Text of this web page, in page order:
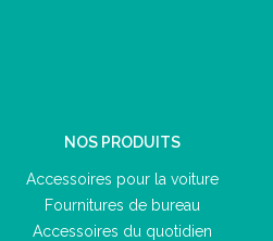
NOS PRODUITS
Accessoires pour la voiture
Fournitures de bureau
Accessoires du quotidien